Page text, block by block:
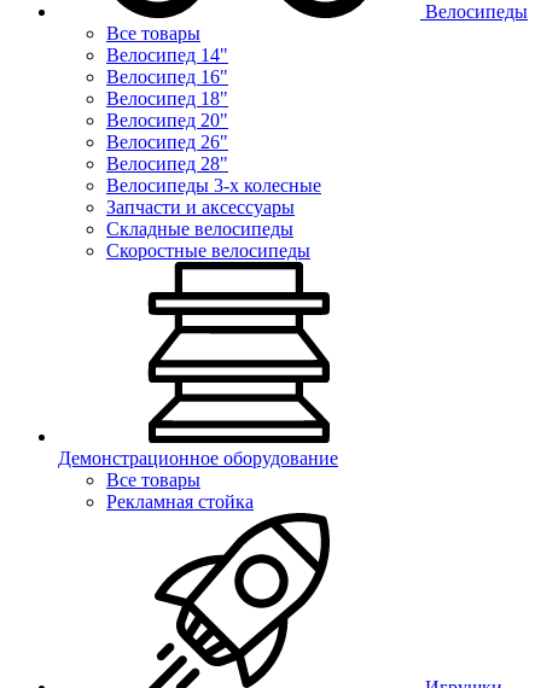
Велосипеды
Все товары
Велосипед 14"
Велосипед 16"
Велосипед 18"
Велосипед 20"
Велосипед 26"
Велосипед 28"
Велосипеды 3-х колесные
Запчасти и аксессуары
Складные велосипеды
Скоростные велосипеды
Демонстрационное оборудование
Все товары
Рекламная стойка